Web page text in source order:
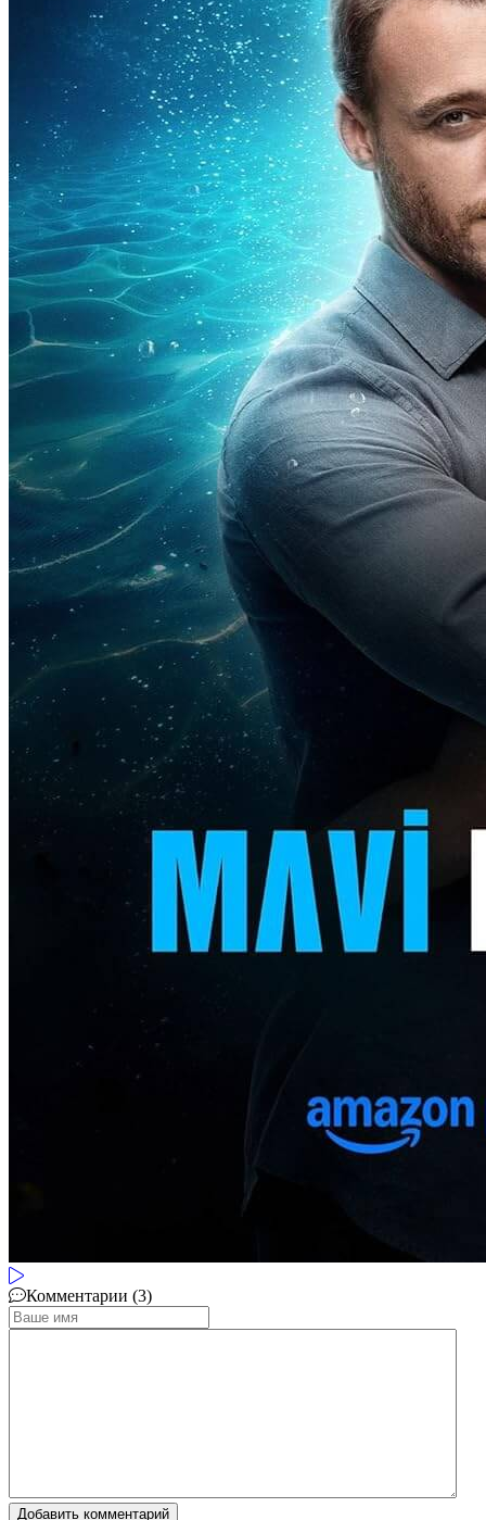
Комментарии (3)
Добавить комментарий